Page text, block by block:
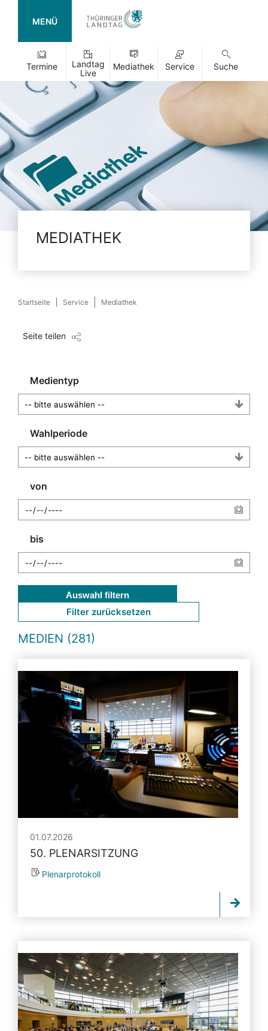
MENÜ
Termine
Landtag
Live
Mediathek Service Suche
MEDIATHEK
Startseite Service Mediathek
Seite teilen
Medientyp
Wahlperiode
von
bis
Auswahl filtern
Filter zurücksetzen
MEDIEN (281)
01.07.2026
50. PLENARSITZUNG
Plenarprotokoll